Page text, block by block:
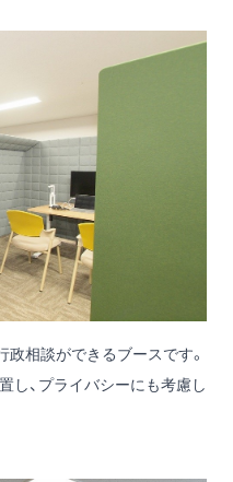
相談ができるブースです。
し、プライバシーにも考慮し